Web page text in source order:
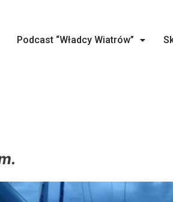
Podcast “Władcy Wiatrów”